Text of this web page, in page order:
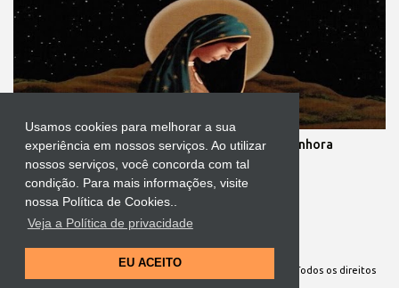
Usamos cookies para melhorar a sua
experiência em nossos serviços. Ao utilizar
nossos serviços, você concorda com tal
condição. Para mais informações, visite
nossa Política de Cookies..
Veja a Política de privacidade
EU ACEITO
Novena dos nove meses de gestação de Nossa Senhora
Tecnologia do Blogger
Site Oficial da Comunidade Nossa Senhora cuida de mim. Todos os direitos